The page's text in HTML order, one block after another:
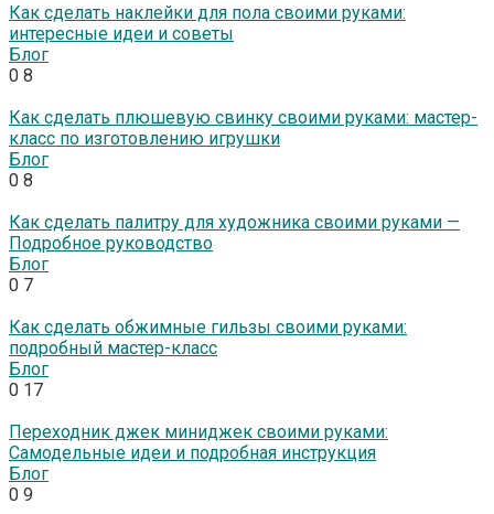
Как сделать наклейки для пола своими руками:
интересные идеи и советы
Блог
0 8
Как сделать плюшевую свинку своими руками: мастер-
класс по изготовлению игрушки
Блог
0 8
Как сделать палитру для художника своими руками —
Подробное руководство
Блог
0 7
Как сделать обжимные гильзы своими руками:
подробный мастер-класс
Блог
0 17
Переходник джек миниджек своими руками:
Самодельные идеи и подробная инструкция
Блог
0 9